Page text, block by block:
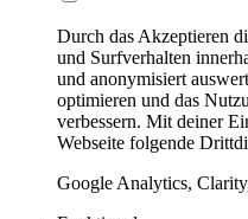
Durch das Akzeptieren
und Surfverhalten
und anonymisiert
optimieren und das
verbessern. Mit deiner
Webseite folgende
Google Analytics,